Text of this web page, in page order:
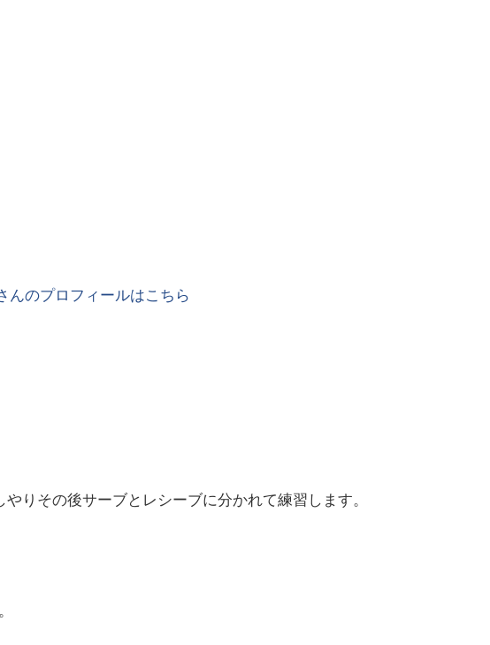
んのプロフィールはこちら
りその後サーブとレシーブに分かれて練習します。